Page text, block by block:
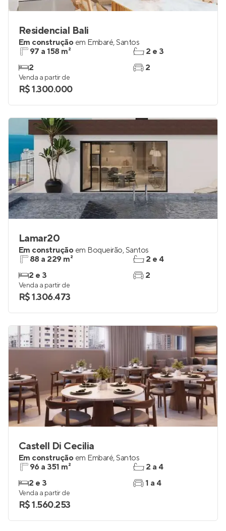
Residencial Bali
Em construção em Embaré,Santos
97 a 158 m²
2
2 e 3
2
Venda a partir de
R$ 1.300.000
Lamar20
Em construção em Boqueirão,Santos
88 a 229 m²
2 e 3
2 e 4
2
Venda a partir de
R$ 1.306.473
Castell Di Cecilia
Em construção em Embaré,Santos
96 a 351 m²
2 e 3
2 a 4
1 a 4
Venda a partir de
R$ 1.560.253